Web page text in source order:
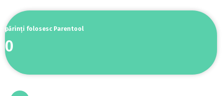
părinți folosesc Parentool
0